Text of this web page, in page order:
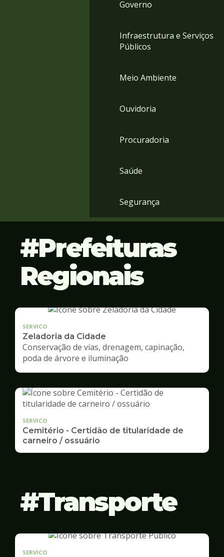
Governo
Infraestrutura e Serviços
Públicos
Meio Ambiente
Ouvidoria
Procuradoria
Saúde
Segurança
Prefeituras
Regionais
SERVICO
Zeladoria da Cidade
Conservação de vias, drenagem, capinação,
poda de árvore e iluminação
SERVICO
Cemitério - Certidão de titularidade de
carneiro / ossuário
Transporte
SERVICO